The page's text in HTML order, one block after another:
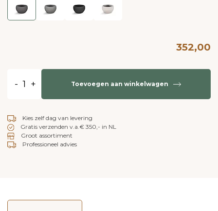
352,00
- + Toevoegen aan winkelwagen
Kies zelf dag van levering
Gratis verzenden v.a.€ 350,- in NL
Groot assortiment
Professioneel advies